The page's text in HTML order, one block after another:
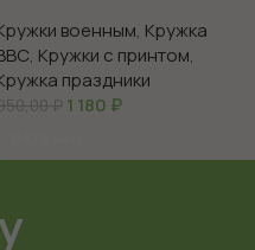
военным, Кружка
, Кружки с принтом,
праздники
₽ 1 180 ₽